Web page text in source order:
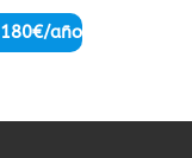
180€/año